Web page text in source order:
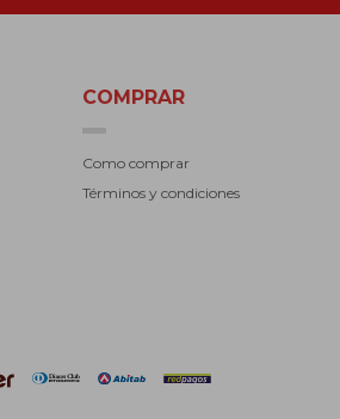
COMPRAR
Como comprar
Términos y condiciones